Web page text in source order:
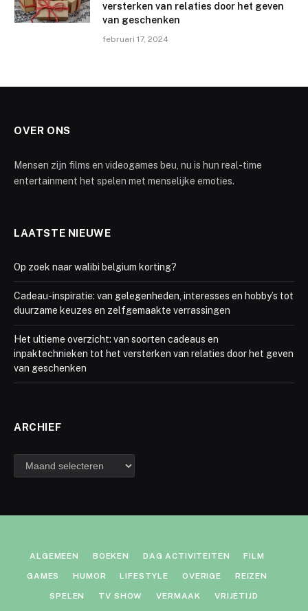
versterken van relaties door het geven
van geschenken
februari 17, 2024
OVER ONS
Mensen zijn films en videogames beu, nu is hun real-time
entertainment het spelen met menselijke emoties.
LAATSTE NIEUWE
Op zoek naar walibi belgium korting?
Cadeau-inspiratie: van gelegenheden, interesses en hobby’s tot
duurzame keuzes en zelfgemaakte verrassingen
Het ultieme overzicht: van soorten cadeaus en
inpaktechnieken tot het versterken van relaties door het geven
van geschenken
ARCHIEF
Archief
ALGEMEEN BOEKEN DAG ACTIVITEITEN FILM
GAMES HUMOR LIFESTYLE OVERIGE REIZEN
SPELEN TV SHOW VERMAAK VRIJETIJD